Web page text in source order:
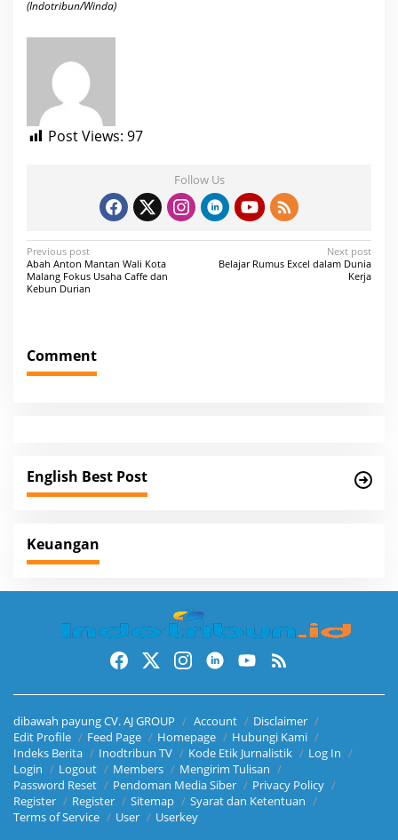
(Indotribun/Winda)
Post Views: 97
Follow Us
P
o
n
a
a
t
i
o
Previous post
Abah Anton Mantan Wali Kota
Malang Fokus Usaha Caffe dan
Kebun Durian
Next post
Belajar Rumus Excel dalam Dunia
Kerja
Comment
English Best Post
Keuangan
dibawah payung CV. AJ GROUP Account
Disclaimer
Edit Profile
Feed Page Homepage
Hubungi Kami
Indeks Berita
Inodtribun TV Kode Etik Jurnalistik
Log In
Login
Logout Members
Mengirim Tulisan
Password Reset
Pendoman Media Siber
Privacy Policy
Register
Register Sitemap
Syarat dan Ketentuan
Terms of Service
User Userkey